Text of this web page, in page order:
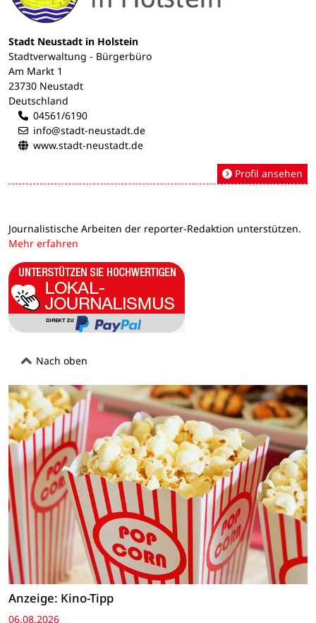
Stadt Neustadt in Holstein
Stadtverwaltung - Bürgerbüro
Am Markt 1
23730 Neustadt
Deutschland
04561/6190
info@stadt-neustadt.de
www.stadt-neustadt.de
Profil ansehen
Journalistische Arbeiten der reporter-Redaktion unterstützen.
Mehr erfahren
Nach oben
Anzeige: Kino-Tipp
06.08.2026